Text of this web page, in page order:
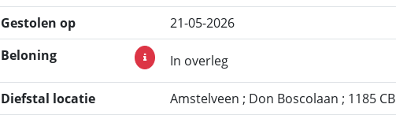
Gestolen op
21-05-2026
Beloning
In overleg
Diefstal locatie Amstelveen ; Don Boscolaan ; 1185 CB